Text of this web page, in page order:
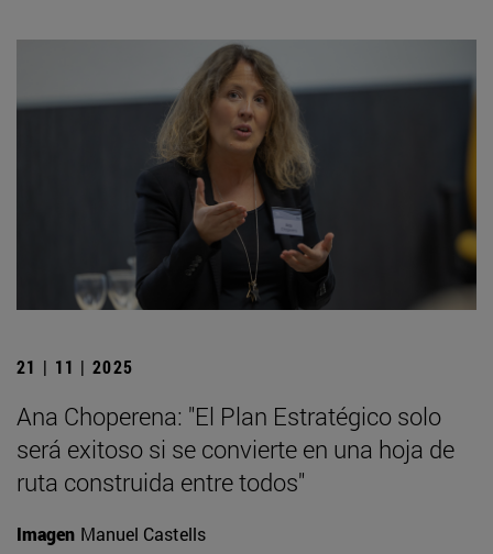
21 | 11 | 2025
Ana Choperena: "El Plan Estratégico solo
será exitoso si se convierte en una hoja de
ruta construida entre todos"
Imagen Manuel Castells